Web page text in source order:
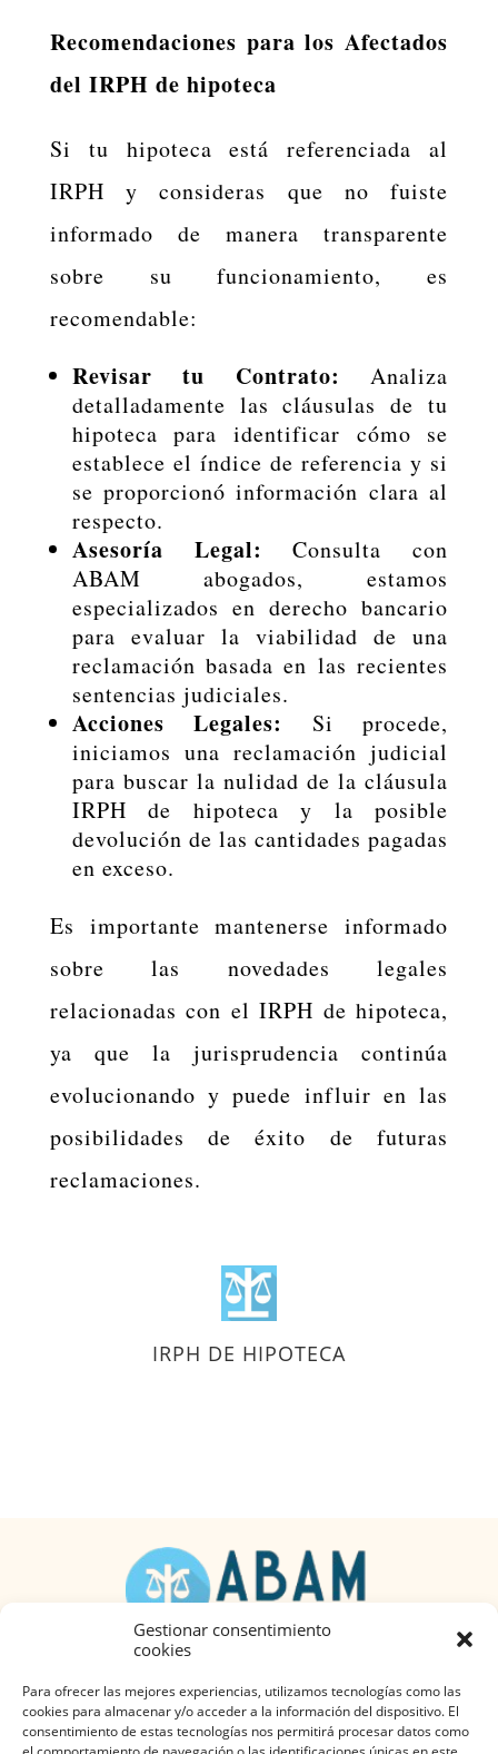
Gestionar consentimiento
cookies
Para ofrecer las mejores experiencias, utilizamos tecnologías como las
cookies para almacenar y/o acceder a la información del dispositivo. El
consentimiento de estas tecnologías nos permitirá procesar datos como
Recomendaciones para los Afectados
del IRPH de hipoteca
Si tu hipoteca está referenciada al
IRPH y consideras que no fuiste
informado de manera transparente
sobre su funcionamiento, es
recomendable:
Revisar tu Contrato:
Analiza
detalladamente las cláusulas de tu
hipoteca para identificar cómo se
establece el índice de referencia y si
se proporcionó información clara al
respecto.
Asesoría Legal: Consulta con
ABAM abogados, estamos
especializados en derecho bancario
para evaluar la viabilidad de una
reclamación basada en las recientes
sentencias judiciales.
Acciones Legales:
Si procede,
iniciamos una reclamación judicial
para buscar la nulidad de la cláusula
IRPH de hipoteca y la posible
devolución de las cantidades pagadas
en exceso.
Es importante mantenerse informado
sobre las novedades legales
relacionadas con el IRPH de hipoteca,
ya que la jurisprudencia continúa
evolucionando y puede influir en las
posibilidades de éxito de futuras
reclamaciones.
IRPH DE HIPOTECA
Política de privacidad